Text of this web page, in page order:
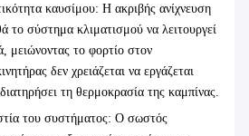
καυσίμου: Η ακριβής ανίχνευση
το σύστημα κλιματισμού να λειτουργεί
μειώνοντας το φορτίο στον
δεν χρειάζεται να εργάζεται
τη θερμοκρασία της καμπίνας.
του συστήματος: Ο σωστός